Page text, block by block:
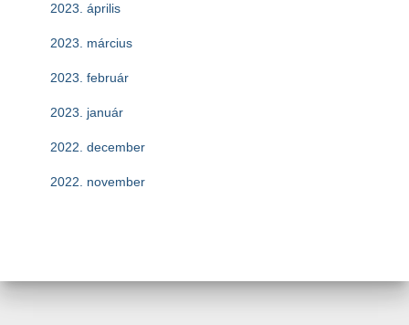
2023. április
2023. március
2023. február
2023. január
2022. december
2022. november